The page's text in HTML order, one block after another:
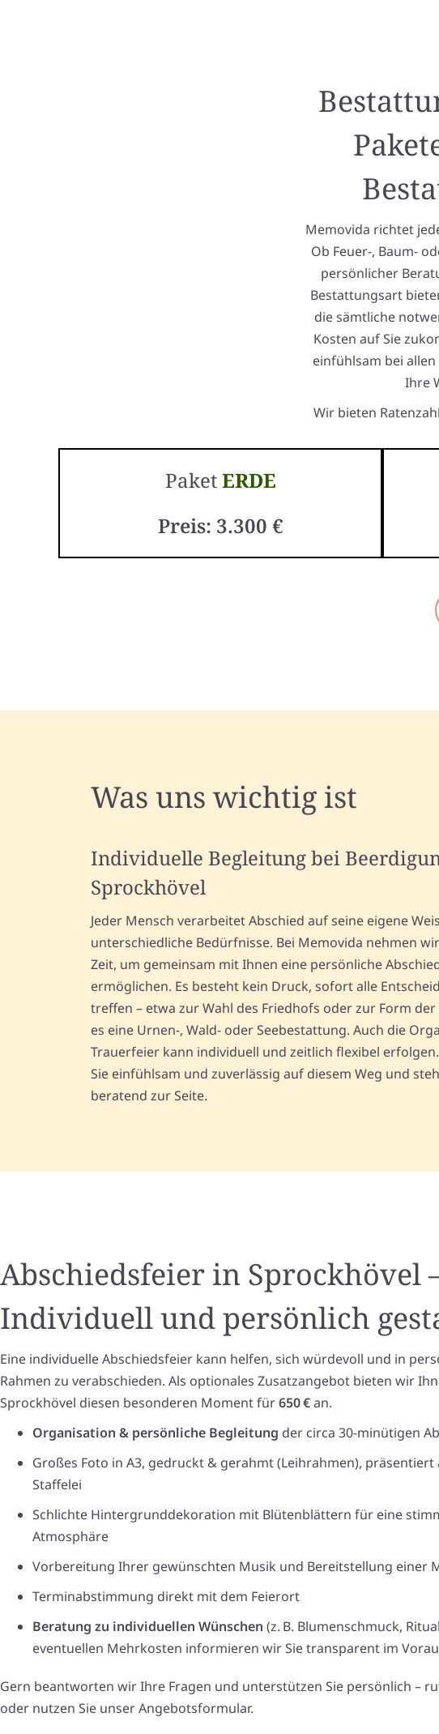
Memovida richtet
Ob Feuer-, Baum-
persönlicher
Bestattungsart
die sämtliche
Kosten auf Sie
einfühlsam bei
Ihre
Wir bieten
PaketERDE
Preis: 3.300 €
Was uns wichtig ist
Individuelle Begleitung bei
Sprockhövel
Jeder Mensch verarbeitet Abschied auf seine eigene
unterschiedliche Bedürfnisse. Bei Memovida nehmen
Zeit, um gemeinsam mit Ihnen eine persönliche
ermöglichen. Es besteht kein Druck, sofort alle
treffen – etwa zur Wahl des Friedhofs oder zur Form der
es eine Urnen-, Wald- oder Seebestattung. Auch die
Trauerfeier kann individuell und zeitlich flexibel
Sie einfühlsam und zuverlässig auf diesem Weg und
beratend zur Seite.
Abschiedsfeier in Sprockhövel
Individuell und persönlich
Eine individuelle Abschiedsfeier kann helfen, sich würdevoll und in
Rahmen zu verabschieden. Als optionales Zusatzangebot bieten wir
Sprockhövel diesen besonderen Moment für650 €an.
Organisation & persönliche Begleitung der circa 30-minütigen
Großes Foto in A3, gedruckt & gerahmt (Leihrahmen), präsentiert
Staffelei
Schlichte Hintergrunddekoration mit Blütenblättern für eine
Atmosphäre
Vorbereitung Ihrer gewünschten Musik und Bereitstellung einer
Terminabstimmung direkt mit dem Feierort
Beratung zu individuellen Wünschen (z. B. Blumenschmuck,
eventuellen Mehrkosten informieren wir Sie transparent im
Gern beantworten wir Ihre Fragen und unterstützen Sie persönlich –
oder nutzen Sie unser Angebotsformular.